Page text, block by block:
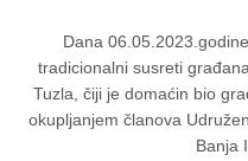
Dana
tradicionalni susreti
Tuzla, čiji je domaćin bio
okupljanjem članova
Banja